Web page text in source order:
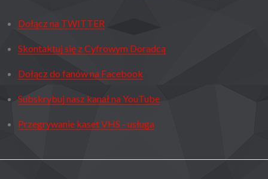
Dołącz na TWITTER
Skontaktuj się z Cyfrowym Doradcą
Dołącz do fanów na Facebook
Subskrybuj nasz kanał na YouTube
Przegrywanie kaset VHS - usługa